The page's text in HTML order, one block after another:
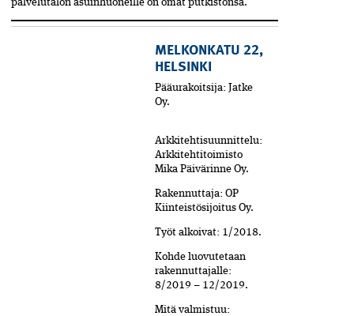
palvelutalon asuinhuoneille on omat putkistonsa.
MELKONKATU 22,
HELSINKI
Pääurakoitsija: Jatke
Oy.
Arkkitehtisuunnittelu:
Arkkitehti­toimisto
Mika Päivärinne Oy.
Rakennuttaja: OP
Kiinteistösijoitus Oy.
Työt alkoivat: 1/2018.
Kohde luovutetaan
rakennuttajalle:
8/2019 – 12/2019.
Mitä valmistuu: